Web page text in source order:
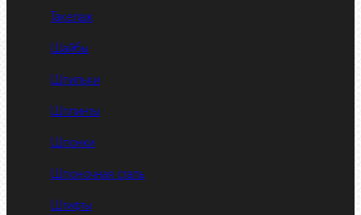
Такелаж
Шайбы
Шпильки
Шплинты
Шпонки
Шпоночная сталь
Штифты